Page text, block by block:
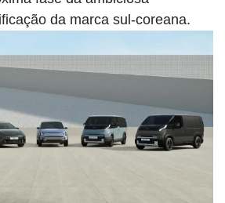
da marca sul-coreana.